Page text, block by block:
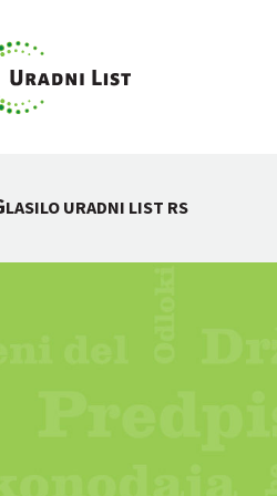
LASILO URADNI LIST RS